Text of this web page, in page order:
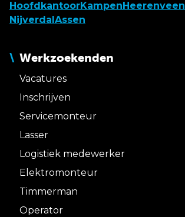
HoofdkantoorKampen Heerenveen
Nijverdal Assen
Werkzoekenden
Vacatures
Inschrijven
Servicemonteur
Lasser
Logistiek medewerker
Elektromonteur
Timmerman
Operator